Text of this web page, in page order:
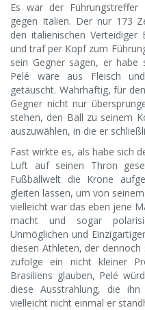
Es war der Führungstreffer
gegen Italien. Der nur 173
den italienischen
und traf per Kopf zum
sein Gegner sagen, er
Pelé wäre aus Fleisch
getäuscht. Wahrhaftig, für
Gegner nicht nur
stehen, den Ball zu seinem
auszuwählen, in die er
Fast wirkte es, als habe sich
Luft auf seinen Thron
Fußballwelt die Krone
gleiten lassen, um von
vielleicht war das eben jene
macht und sogar
Unmöglichen und
diesen Athleten, der
zufolge ein nicht kleiner
Brasiliens glauben, Pelé
diese Ausstrahlung, die
vielleicht nicht einmal er